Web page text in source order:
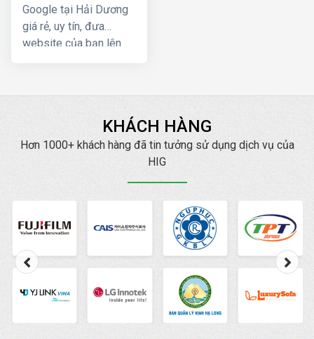
Google tại Hải Dương
giá rẻ, uy tín, đưa
website của bạn lên
nhanh chóng với chi phí
KHÁCH HÀNG
Hơn 1000+ khách hàng đã tin tưởng sử dụng dịch vụ của
HIG